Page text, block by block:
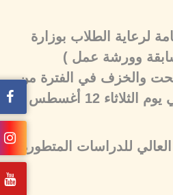
لرعاية الطلاب بوزارة
وورشة عمل )
والخزف في الفترة من
للدراسات المتطورة